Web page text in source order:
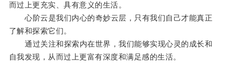
而过上更充实、具有意义的生活。
心阶云是我们内心的奇妙云层，只有我们自己才能真正
了解和探索它们。
通过关注和探索内在世界，我们能够实现心灵的成长和
自我发现，从而过上更富有深度和满足感的生活。